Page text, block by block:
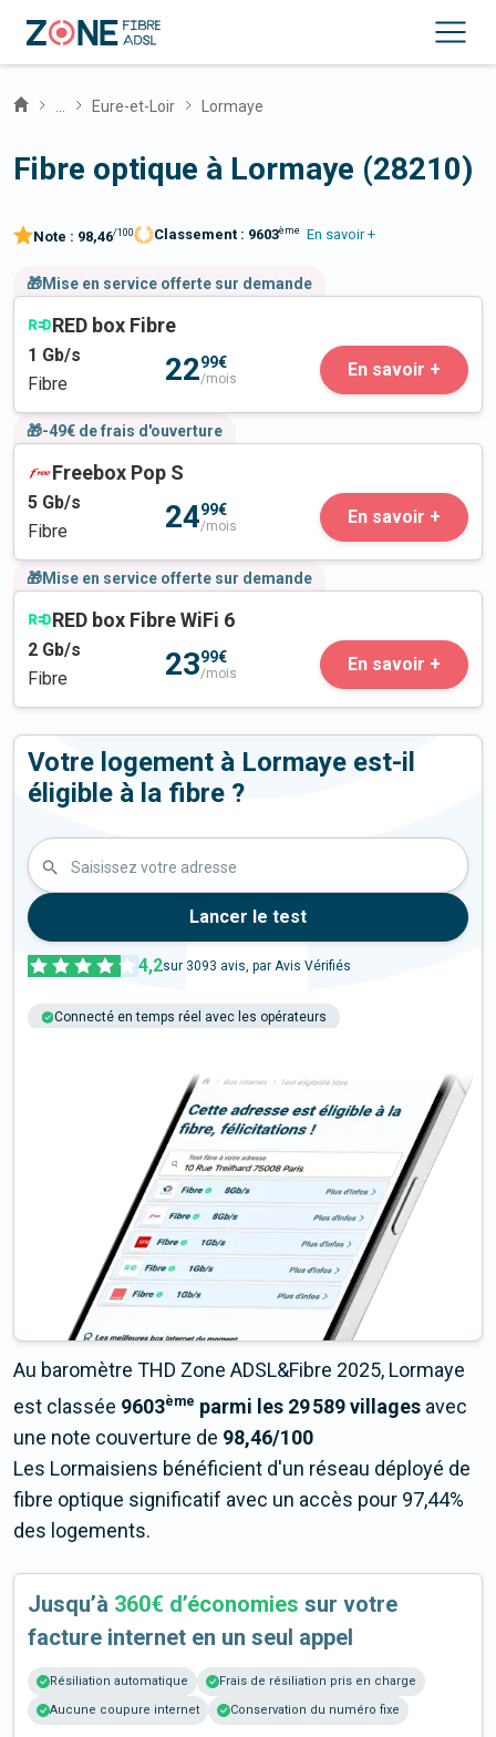
Eure-et-Loir Lormaye
Fibre optique à Lormaye (28210)
Note : 98,46/100 Classement : 9603ème En savoir +
🎁Mise en service offerte sur demande
RED box Fibre
1 Gb/s
Fibre
2299€
/mois En savoir +
🎁-49€ de frais d'ouverture
Freebox Pop S
5 Gb/s
Fibre
2499€
/mois En savoir +
🎁Mise en service offerte sur demande
RED box Fibre WiFi 6
2 Gb/s
Fibre
2399€
/mois En savoir +
Votre logement à Lormaye est-il
éligible à la fibre ?
Saisissez votre adresse
Lancer le test
4,2sur 3093 avis, par Avis Vérifiés
Connecté en temps réel avec les opérateurs
Au baromètre THD Zone ADSL&Fibre 2025, Lormaye
est classée 9603ème parmi les 29 589 villages avec
une note couverture de 98,46/100
Les Lormaisiens bénéficient d'un réseau déployé de
fibre optique significatif avec un accès pour 97,44%
des logements.
Jusqu’à 360€ d’économies sur votre
facture internet en un seul appel
Résiliation automatique
Frais de résiliation pris en charge
Aucune coupure internet
Conservation du numéro fixe